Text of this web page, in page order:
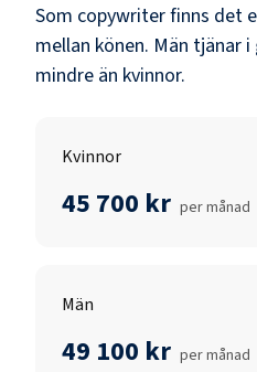
Som copywriterfinns det
mellan könen. Män tjänar
mindre än kvinnor.
Kvinnor
45 700 kr per månad
Män
49 100 kr per månad